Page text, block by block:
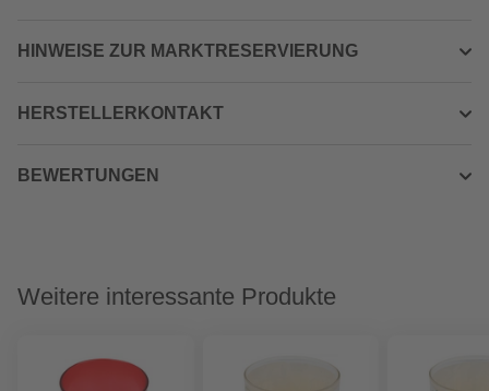
HINWEISE ZUR MARKTRESERVIERUNG
HERSTELLERKONTAKT
BEWERTUNGEN
Weitere interessante Produkte